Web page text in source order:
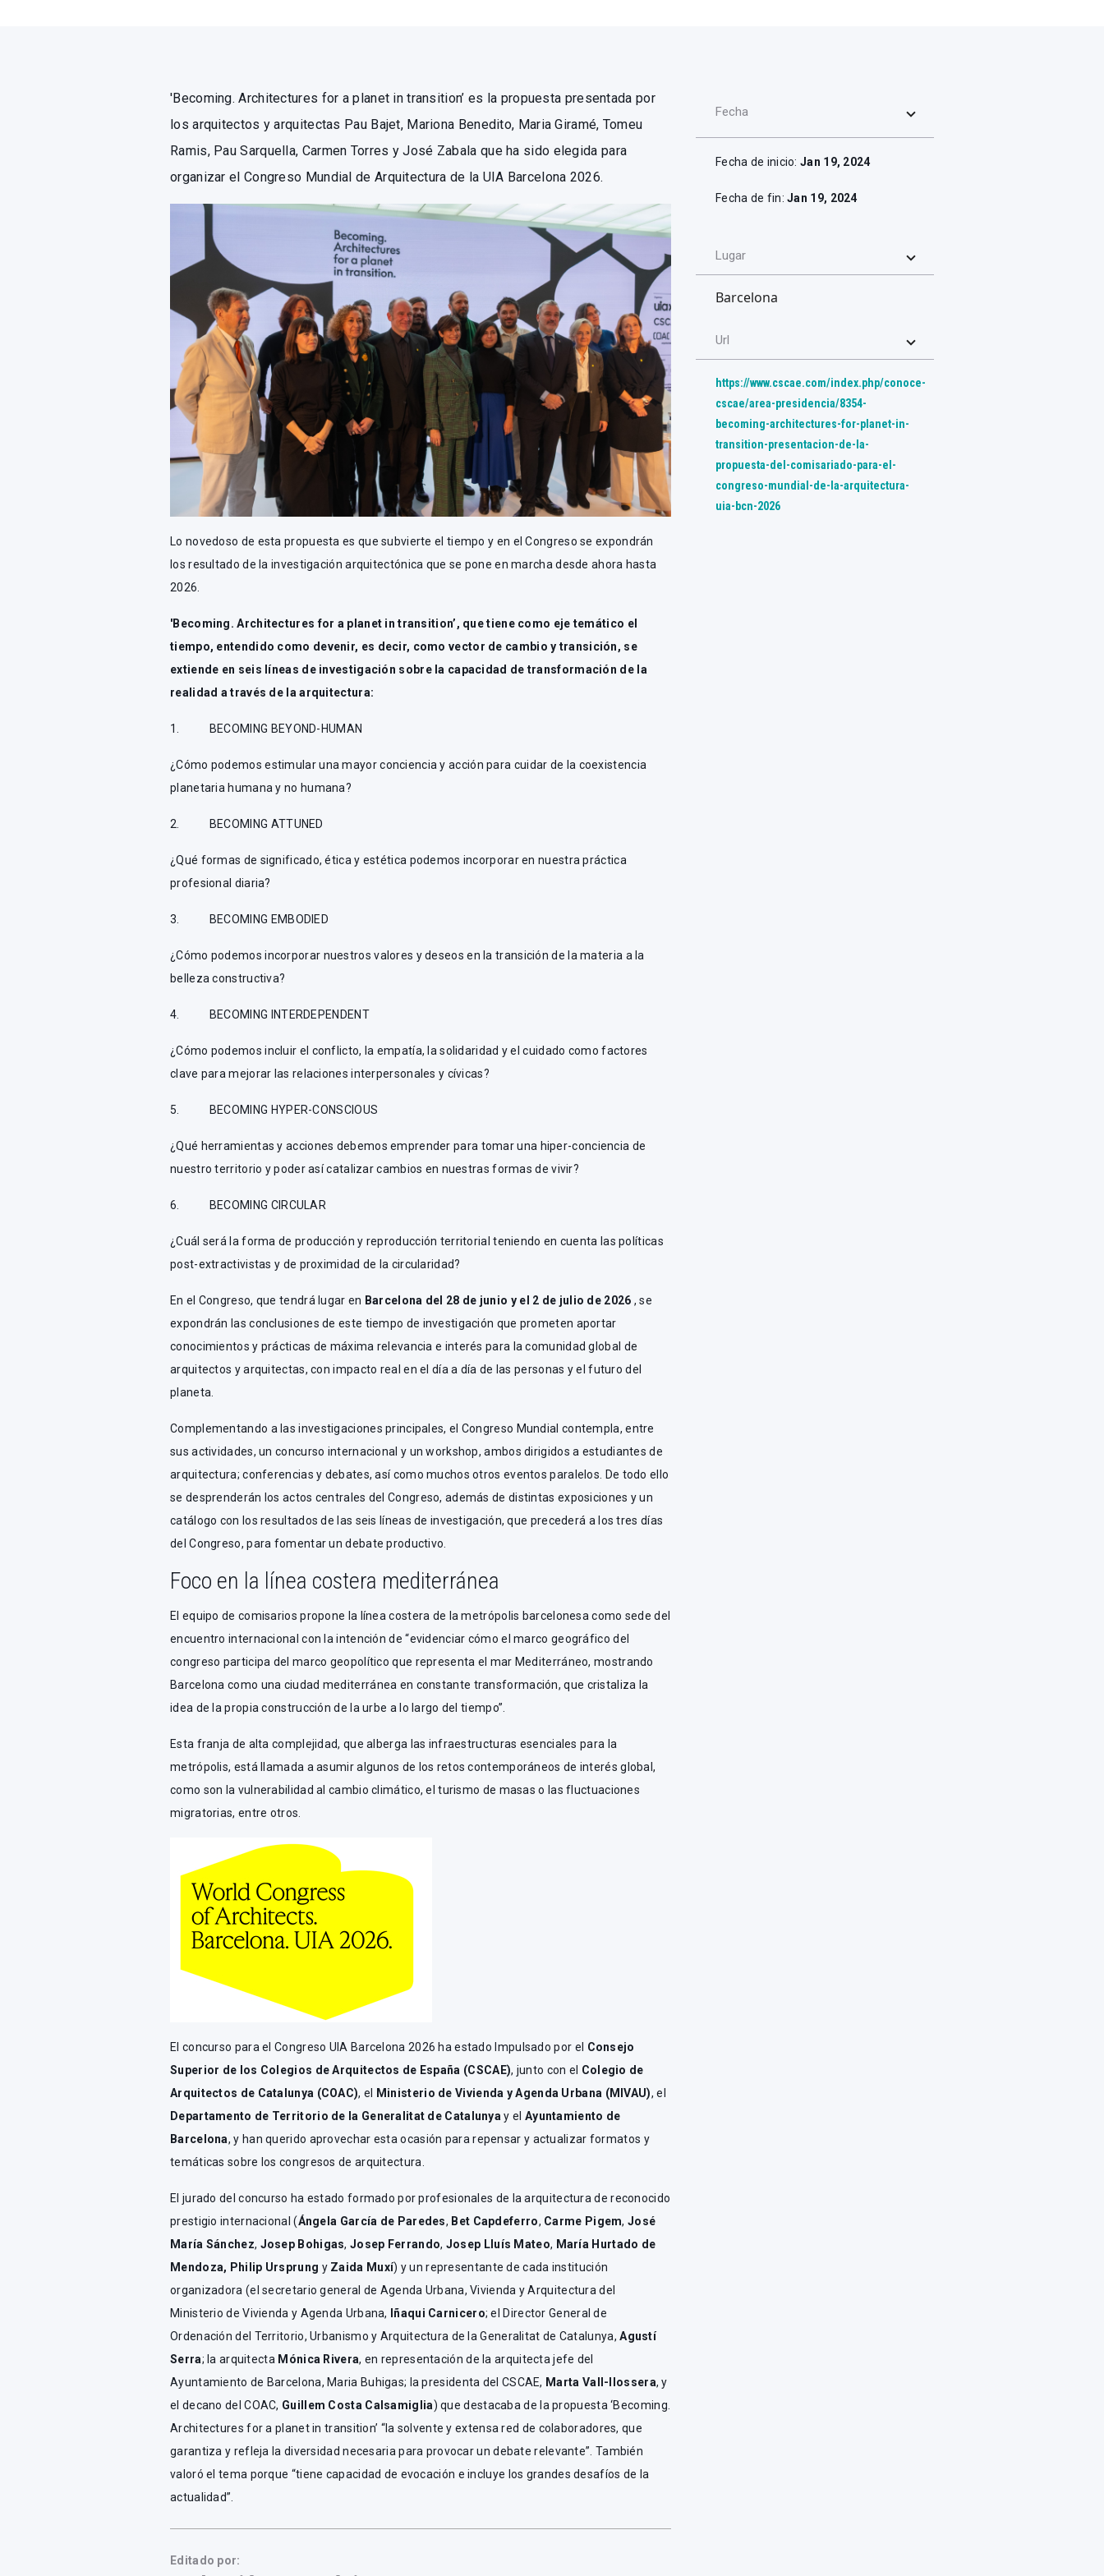
'Becoming. Architectures for a planet in transition’ es la propuesta presentada por
los arquitectos y arquitectas Pau Bajet, Mariona Benedito, Maria Giramé, Tomeu
Ramis, Pau Sarquella, Carmen Torres y José Zabala que ha sido elegida para
organizar el Congreso Mundial de Arquitectura de la UIA Barcelona 2026.
Lo novedoso de esta propuesta es que subvierte el tiempo y en el Congreso se expondrán
los resultado de la investigación arquitectónica que se pone en marcha desde ahora hasta
2026.
'Becoming. Architectures for a planet in transition’, que tiene como eje temático el
tiempo, entendido como devenir, es decir, como vector de cambio y transición, se
extiende en seis líneas de investigación sobre la capacidad de transformación de la
realidad a través de la arquitectura:
1. BECOMING BEYOND-HUMAN
¿Cómo podemos estimular una mayor conciencia y acción para cuidar de la coexistencia
planetaria humana y no humana?
2. BECOMING ATTUNED
¿Qué formas de significado, ética y estética podemos incorporar en nuestra práctica
profesional diaria?
3. BECOMING EMBODIED
¿Cómo podemos incorporar nuestros valores y deseos en la transición de la materia a la
belleza constructiva?
4. BECOMING INTERDEPENDENT
¿Cómo podemos incluir el conflicto, la empatía, la solidaridad y el cuidado como factores
clave para mejorar las relaciones interpersonales y cívicas?
5. BECOMING HYPER-CONSCIOUS
¿Qué herramientas y acciones debemos emprender para tomar una hiper-conciencia de
nuestro territorio y poder así catalizar cambios en nuestras formas de vivir?
6. BECOMING CIRCULAR
¿Cuál será la forma de producción y reproducción territorial teniendo en cuenta las políticas
post-extractivistas y de proximidad de la circularidad?
En el Congreso, que tendrá lugar en Barcelona del 28 de junio y el 2 de julio de 2026 , se
expondrán las conclusiones de este tiempo de investigación que prometen aportar
conocimientos y prácticas de máxima relevancia e interés para la comunidad global de
arquitectos y arquitectas, con impacto real en el día a día de las personas y el futuro del
planeta.
Complementando a las investigaciones principales, el Congreso Mundial contempla, entre
sus actividades, un concurso internacional y un workshop, ambos dirigidos a estudiantes de
arquitectura; conferencias y debates, así como muchos otros eventos paralelos. De todo ello
se desprenderán los actos centrales del Congreso, además de distintas exposiciones y un
catálogo con los resultados de las seis líneas de investigación, que precederá a los tres días
del Congreso, para fomentar un debate productivo.
Foco en la línea costera mediterránea
El equipo de comisarios propone la línea costera de la metrópolis barcelonesa como sede del
encuentro internacional con la intención de “evidenciar cómo el marco geográfico del
congreso participa del marco geopolítico que representa el mar Mediterráneo, mostrando
Barcelona como una ciudad mediterránea en constante transformación, que cristaliza la
idea de la propia construcción de la urbe a lo largo del tiempo”.
Esta franja de alta complejidad, que alberga las infraestructuras esenciales para la
metrópolis, está llamada a asumir algunos de los retos contemporáneos de interés global,
como son la vulnerabilidad al cambio climático, el turismo de masas o las fluctuaciones
migratorias, entre otros.
El concurso para el Congreso UIA Barcelona 2026 ha estado Impulsado por el Consejo
Superior de los Colegios de Arquitectos de España (CSCAE), junto con el Colegio de
Arquitectos de Catalunya (COAC), el Ministerio de Vivienda y Agenda Urbana (MIVAU), el
Departamento de Territorio de la Generalitat de Catalunya y el Ayuntamiento de
Barcelona, y han querido aprovechar esta ocasión para repensar y actualizar formatos y
temáticas sobre los congresos de arquitectura.
El jurado del concurso ha estado formado por profesionales de la arquitectura de reconocido
prestigio internacional (Ángela García de Paredes, Bet Capdeferro, Carme Pigem,José
María Sánchez, Josep Bohigas,Josep Ferrando, Josep Lluís Mateo, María Hurtado de
Mendoza, Philip Ursprung y Zaida Muxí) y un representante de cada institución
organizadora (el secretario general de Agenda Urbana, Vivienda y Arquitectura del
Ministerio de Vivienda y Agenda Urbana, Iñaqui Carnicero; el Director General de
Ordenación del Territorio, Urbanismo y Arquitectura de la Generalitat de Catalunya,Agustí
Serra; la arquitecta Mónica Rivera, en representación de la arquitecta jefe del
Ayuntamiento de Barcelona, Maria Buhigas; la presidenta del CSCAE, Marta Vall-llossera, y
el decano del COAC, Guillem Costa Calsamiglia) que destacaba de la propuesta ‘Becoming.
Architectures for a planet in transition’ “la solvente y extensa red de colaboradores, que
garantiza y refleja la diversidad necesaria para provocar un debate relevante”. También
valoró el tema porque “tiene capacidad de evocación e incluye los grandes desafíos de la
actualidad”.
Editado por:
Fecha
Fecha de inicio:Jan 19, 2024
Fecha de fin:Jan 19, 2024
Lugar
Barcelona
Url
https://www.cscae.com/index.php/conoce-
cscae/area-presidencia/8354-
becoming-architectures-for-planet-in-
transition-presentacion-de-la-
propuesta-del-comisariado-para-el-
congreso-mundial-de-la-arquitectura-
uia-bcn-2026